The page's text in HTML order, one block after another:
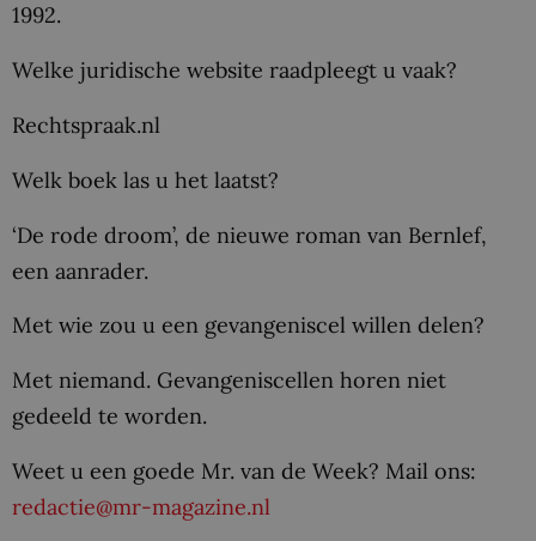
1992.
Welke juridische website raadpleegt u vaak?
Rechtspraak.nl
Welk boek las u het laatst?
‘De rode droom’, de nieuwe roman van Bernlef,
een aanrader.
Met wie zou u een gevangeniscel willen delen?
Met niemand. Gevangeniscellen horen niet
gedeeld te worden.
Weet u een goede Mr. van de Week? Mail ons:
redactie@mr-magazine.nl